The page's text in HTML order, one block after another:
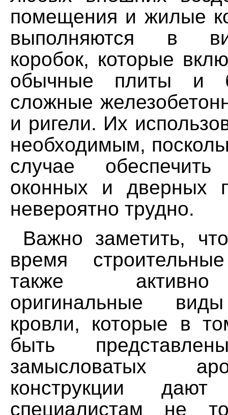
помещения и жилые
выполняются в
коробок, которые
обычные плиты и
сложные
и ригели. Их
необходимым,
случае обеспечить
оконных и дверных
невероятно трудно.
Важно заметить,
время
также
оригинальные
кровли, которые в
быть
замысловатых
конструкции дают
специалистам не